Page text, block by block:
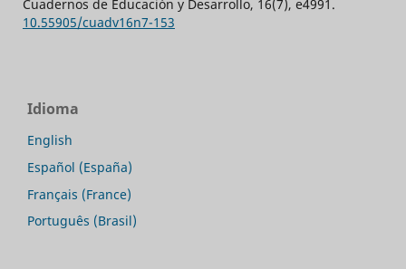
Cuadernos de Educación y Desarrollo, 16(7), e4991.
10.55905/cuadv16n7-153
Idioma
English
Español (España)
Français (France)
Português (Brasil)